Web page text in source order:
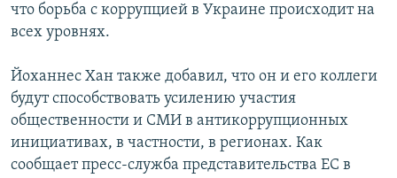
что борьба с коррупцией в Украине происходит на
всех уровнях.
Йоханнес Хан также добавил, что он и его коллеги
будут способствовать усилению участия
общественности и СМИ в антикоррупционных
инициативах, в частности, в регионах. Как
сообщает пресс-служба представительства ЕС в